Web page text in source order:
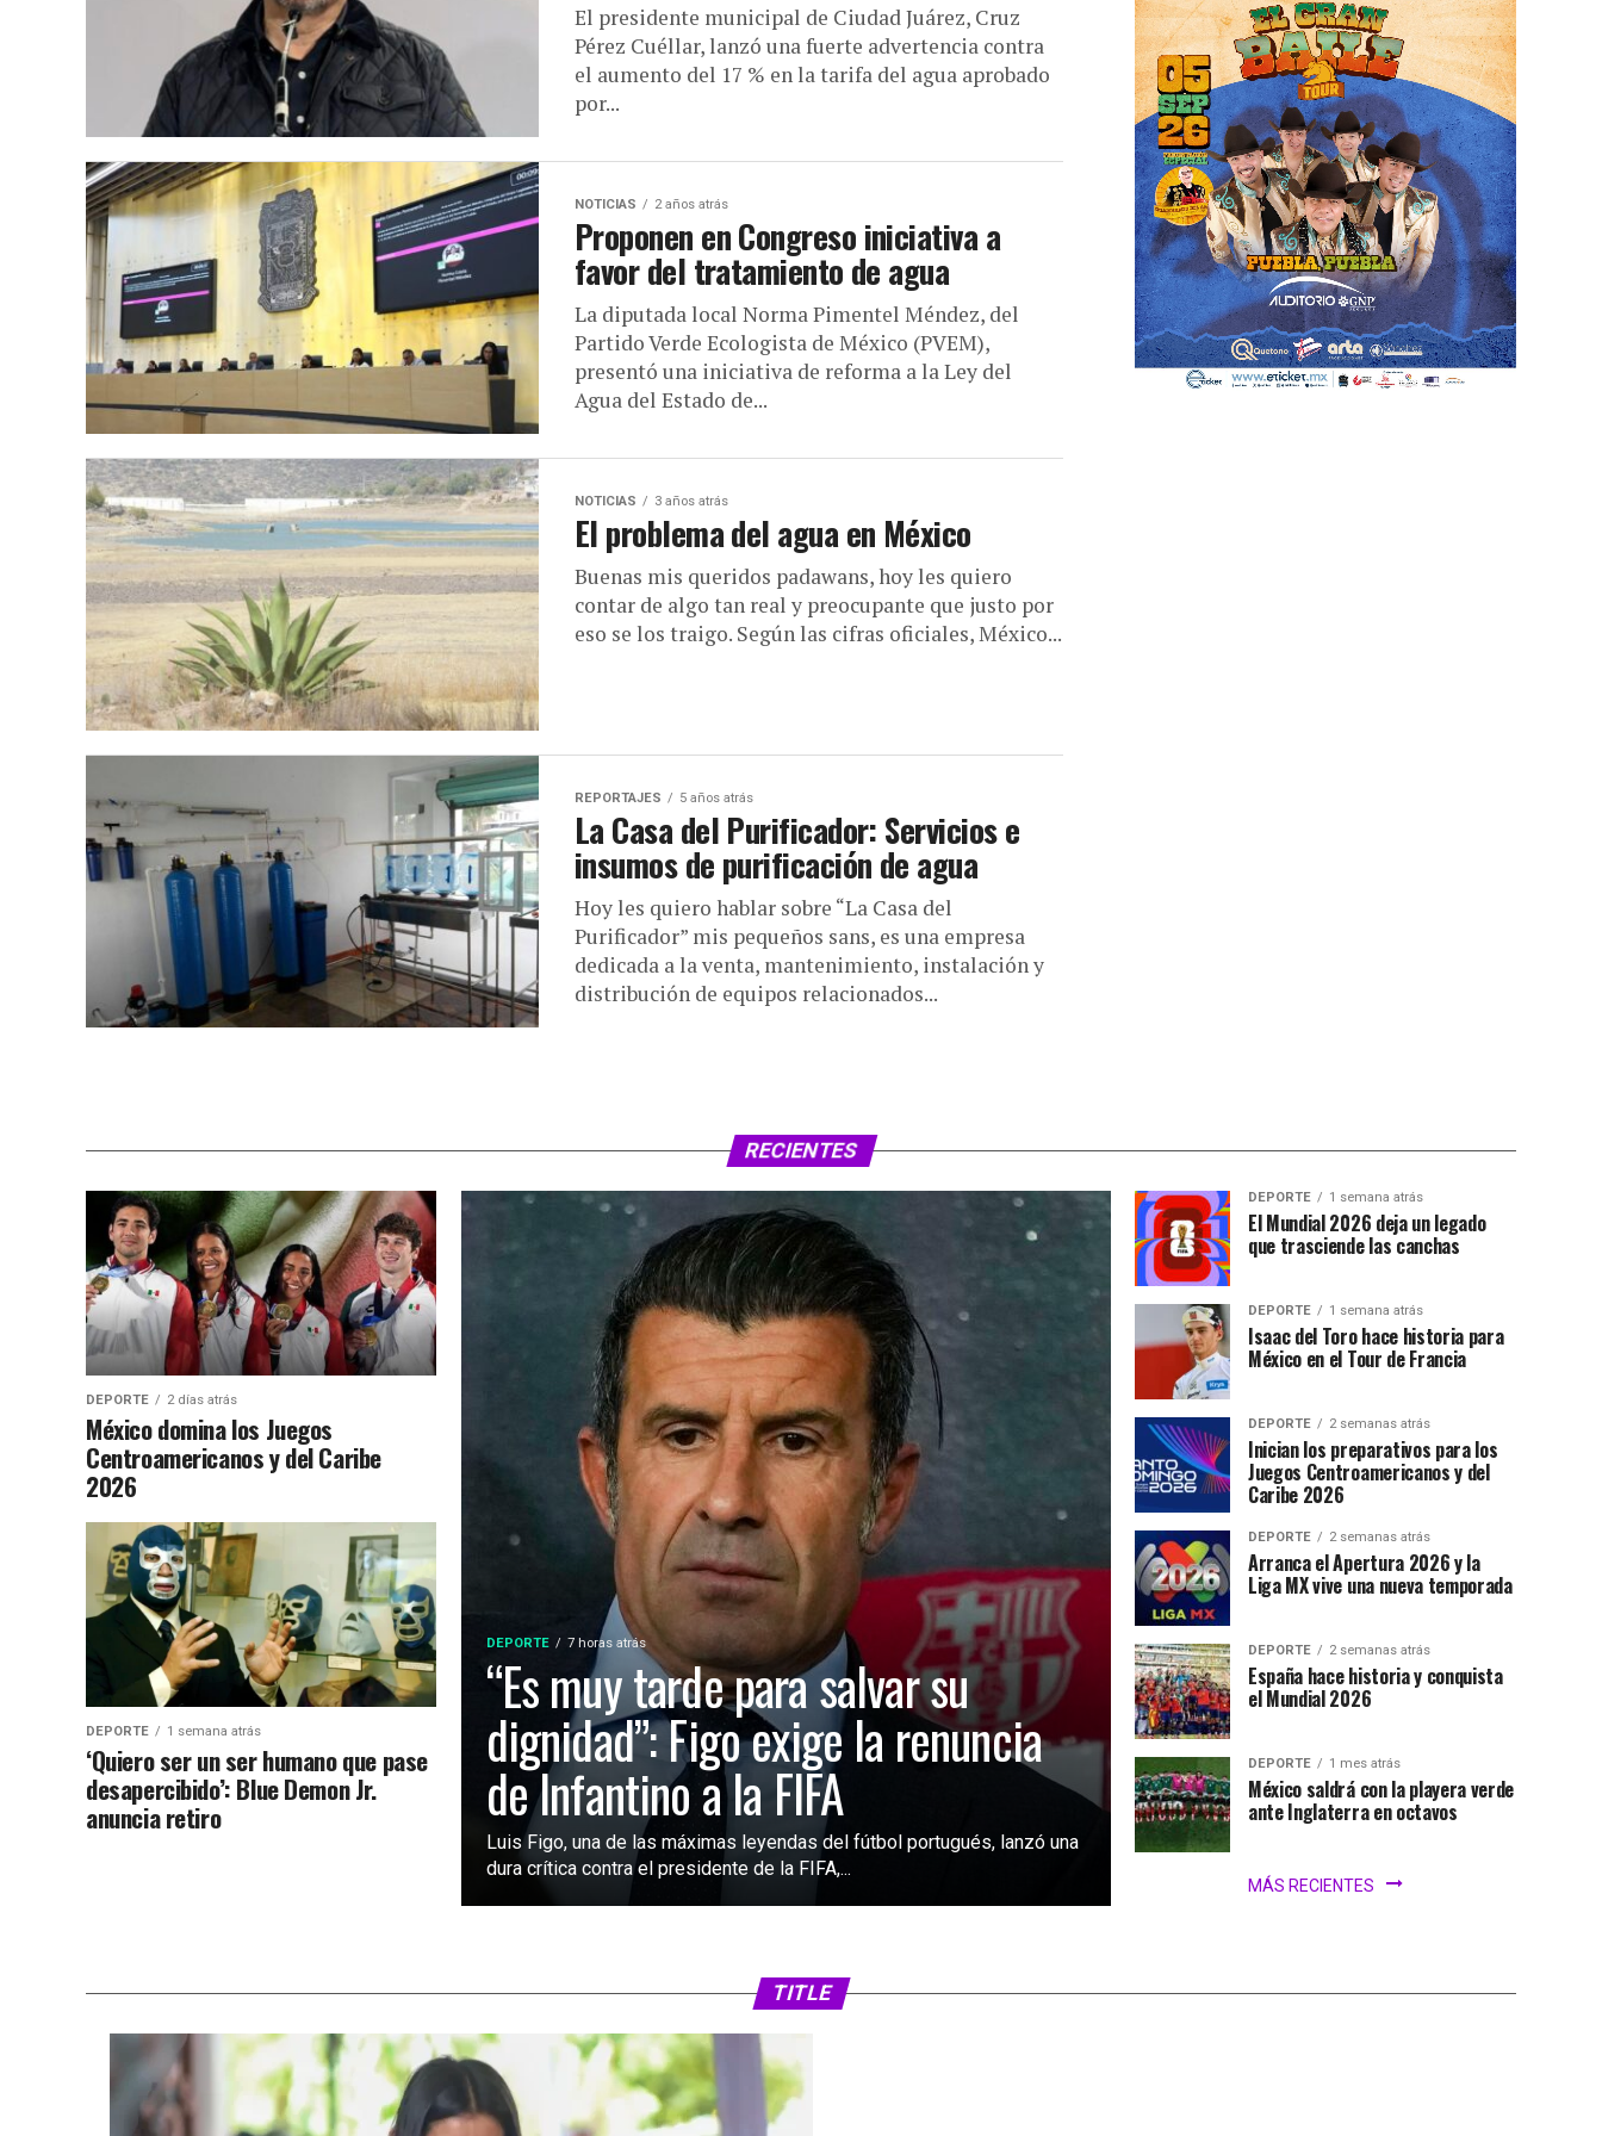
El presidente municipal de Ciudad Juárez, Cruz
Pérez Cuéllar, lanzó una fuerte advertencia contra
el aumento del 17 % en la tarifa del agua aprobado
por...
NOTICIAS 2 años atrás
Proponen en Congreso iniciativa a
favor del tratamiento de agua
La diputada local Norma Pimentel Méndez, del
Partido Verde Ecologista de México (PVEM),
presentó una iniciativa de reforma a la Ley del
Agua del Estado de...
NOTICIAS 3 años atrás
El problema del agua en México
Buenas mis queridos padawans, hoy les quiero
contar de algo tan real y preocupante que justo por
eso se los traigo. Según las cifras oficiales, México...
REPORTAJES 5 años atrás
La Casa del Purificador: Servicios e
insumos de purificación de agua
Hoy les quiero hablar sobre “La Casa del
Purificador” mis pequeños sans, es una empresa
dedicada a la venta, mantenimiento, instalación y
distribución de equipos relacionados...
RECIENTES
DEPORTE 7 horas atrás
“Es muy tarde para salvar su
dignidad”: Figo exige la renuncia
de Infantino a la FIFA
Luis Figo, una de las máximas leyendas del fútbol portugués, lanzó una
dura crítica contra el presidente de la FIFA,...
DEPORTE 2 días atrás
México domina los Juegos
Centroamericanos y del Caribe
2026
DEPORTE 1 semana atrás
‘Quiero ser un ser humano que pase
desapercibido’: Blue Demon Jr.
anuncia retiro
DEPORTE 1 semana atrás
El Mundial 2026 deja un legado
que trasciende las canchas
DEPORTE 1 semana atrás
Isaac del Toro hace historia para
México en el Tour de Francia
DEPORTE 2 semanas atrás
Inician los preparativos para los
Juegos Centroamericanos y del
Caribe 2026
DEPORTE 2 semanas atrás
Arranca el Apertura 2026 y la
Liga MX vive una nueva temporada
DEPORTE 2 semanas atrás
España hace historia y conquista
el Mundial 2026
DEPORTE 1 mes atrás
México saldrá con la playera verde
ante Inglaterra en octavos
MÁS RECIENTES
TITLE
2030 a 64 selecciones